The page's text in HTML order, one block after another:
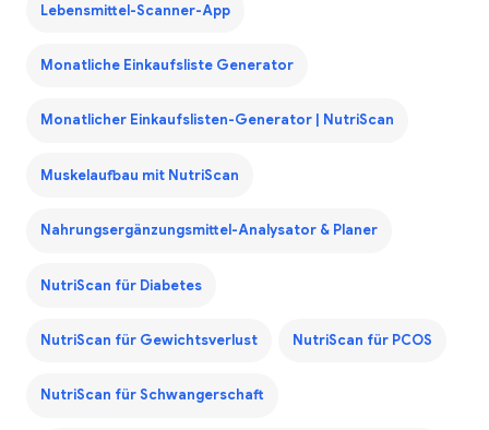
Lebensmittel-Scanner-App
Monatliche Einkaufsliste Generator
Monatlicher Einkaufslisten-Generator | NutriScan
Muskelaufbau mit NutriScan
Nahrungsergänzungsmittel-Analysator & Planer
NutriScan für Diabetes
NutriScan für Gewichtsverlust NutriScan für PCOS
NutriScan für Schwangerschaft